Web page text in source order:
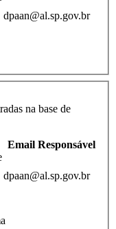
dpaan@al.sp.gov.br
na base de
Email Responsável
dpaan@al.sp.gov.br